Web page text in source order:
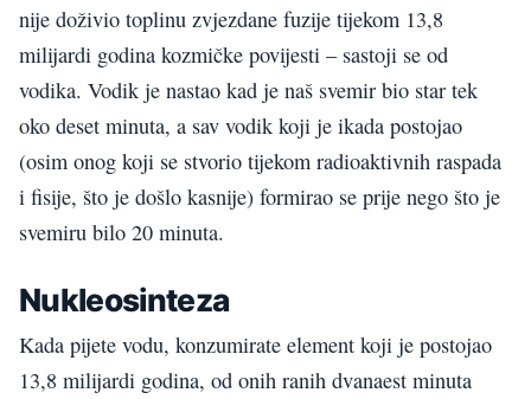
nije doživio toplinu zvjezdane fuzije tijekom 13,8
milijardi godina kozmičke povijesti – sastoji se od
vodika. Vodik je nastao kad je naš svemir bio star tek
oko deset minuta, a sav vodik koji je ikada postojao
(osim onog koji se stvorio tijekom radioaktivnih raspada
i fisije, što je došlo kasnije) formirao se prije nego što je
svemiru bilo 20 minuta.
Nukleosinteza
Kada pijete vodu, konzumirate element koji je postojao
13,8 milijardi godina, od onih ranih dvanaest minuta